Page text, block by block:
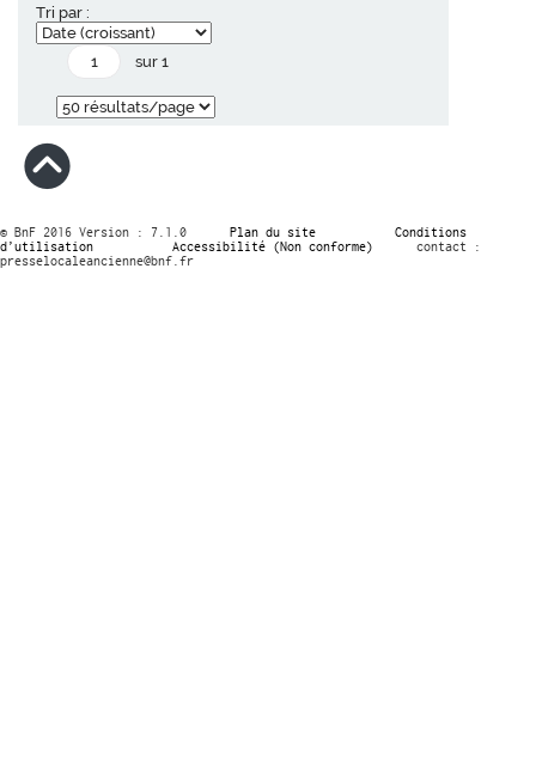
Tri par :
sur 1
© BnF 2016 Version : 7.1.0 Plan du site
Conditions
d’utilisation
Accessibilité (Non conforme)
contact :
presselocaleancienne@bnf.fr